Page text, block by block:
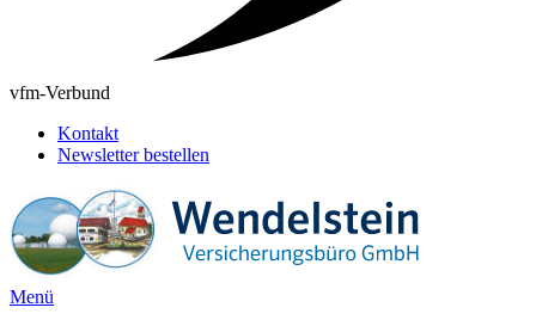
vfm-Verbund
Kontakt
Newsletter bestellen
Menü